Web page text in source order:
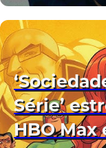
Série’
HBO